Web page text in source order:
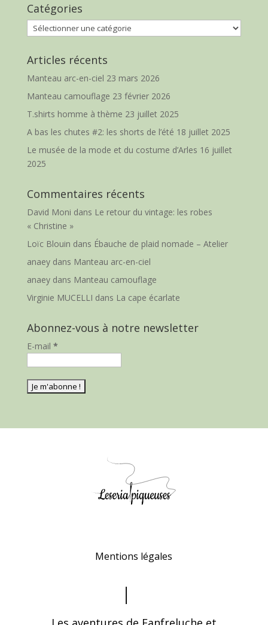
Catégories
Catégories
Articles récents
Manteau arc-en-ciel 23 mars 2026
Manteau camouflage 23 février 2026
T.shirts homme à thème 23 juillet 2025
A bas les chutes #2: les shorts de l’été 18 juillet 2025
Le musée de la mode et du costume d’Arles 16 juillet
2025
Commentaires récents
David Moni dans Le retour du vintage: les robes
« Christine »
Loïc Blouin dans Ébauche de plaid nomade – Atelier
anaeydans Manteau arc-en-ciel
anaeydans Manteau camouflage
Virginie MUCELLI dans La cape écarlate
Abonnez-vous à notre newsletter
E-mail *
Mentions légales